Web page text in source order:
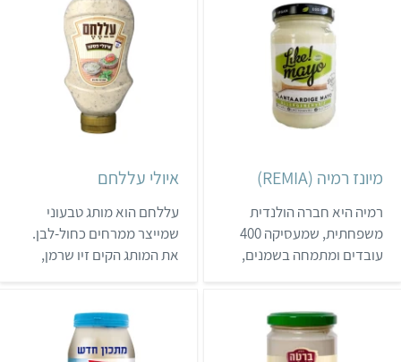
הדובדבן ונמכרים בחנויות
ורבים מהם מתאפיינים
בטעמים חריפים.
מיונז רמיה (REMIA)
רמיה היא חברה הולנדית
משפחתית, שמעסיקה 400
עובדים ומתמחה בשמנים,
במעדניות ובקשת טעמים.
איולי עללחם
עללחם הוא מותג טבעוני
שמייצר ממרחים כחול-לבן.
את המותג הקים זיו שרמן,